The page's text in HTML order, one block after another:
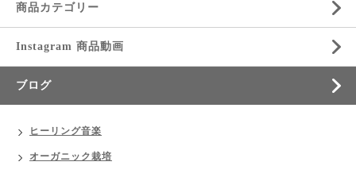
商品カテゴリー
Instagram 商品動画
ブログ
ヒーリング音楽
オーガニック栽培